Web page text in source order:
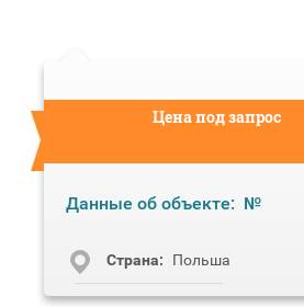
Цена под запрос
Данные об объекте: №
Cтрана: Польша